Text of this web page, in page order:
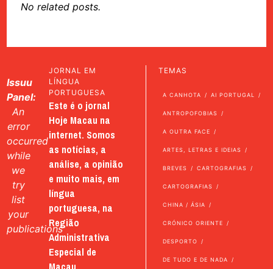
No related posts.
Issuu
Panel:
An
error
occurred
while
we
try
list
your
publications
JORNAL EM
LÍNGUA
PORTUGUESA
Este é o jornal
Hoje Macau na
internet. Somos
as notícias, a
análise, a opinião
e muito mais, em
língua
portuguesa, na
Região
Administrativa
Especial de
TEMAS
A CANHOTA AI PORTUGAL
ANTROPOFOBIAS
A OUTRA FACE
ARTES, LETRAS E IDEIAS
BREVES CARTOGRAFIAS
CARTOGRAFIAS
CHINA / ÁSIA
CRÓNICO ORIENTE
DESPORTO
DE TUDO E DE NADA